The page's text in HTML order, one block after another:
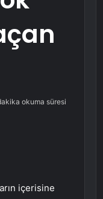
okuma süresi
içerisine